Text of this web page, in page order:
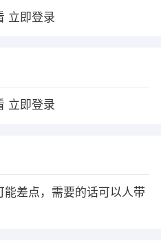
立即登录
立即登录
差点，需要的话可以人带